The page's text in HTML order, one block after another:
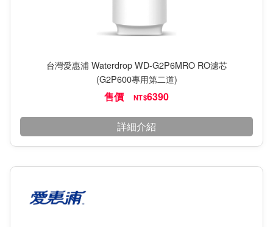
台灣愛惠浦 Waterdrop WD-G2P6MRO RO濾芯
(G2P600專用第二道)
售價 NT$6390
詳細介紹